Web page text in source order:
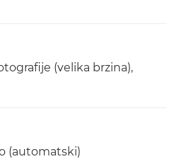
(velika brzina),
(automatski)